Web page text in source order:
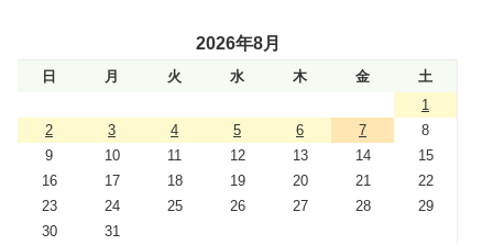
2026年8月
日 月 火 水 木 金
土
1
2
3 4 5 6 7
8
9
10 11 12 13 14
15
16
17 18 19 20 21
22
23
24 25 26 27 28
29
30
31